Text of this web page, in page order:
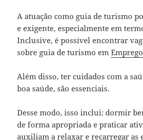
A atuação como guia de turismo
e exigente, especialmente em
Inclusive, é possível encontrar
sobre guia de turismo em
Além disso, ter cuidados com a
boa saúde, são essenciais.
Desse modo, isso inclui: dormir
de forma apropriada e praticar
auxiliam a relaxar e recarregar as